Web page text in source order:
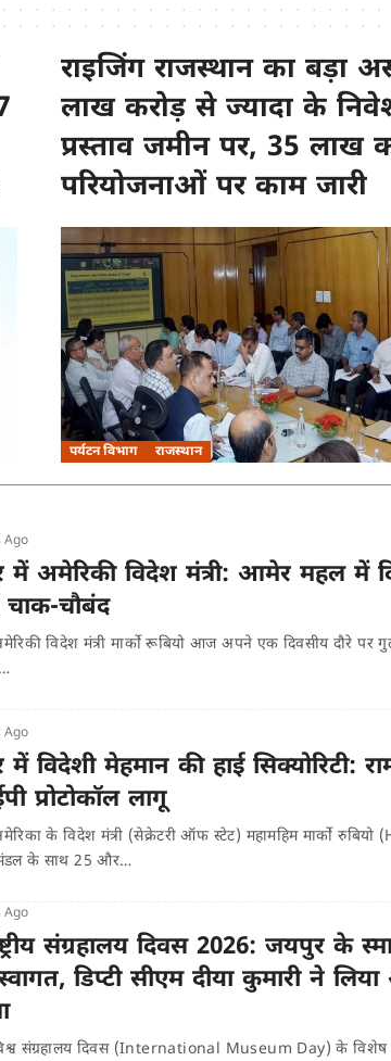
राइजिंग राजस्थान का बड़ा
लाख करोड़ से ज्यादा के
प्रस्ताव जमीन पर, 35 लाख
परियोजनाओं पर काम जारी
पर्यटन विभाग राजस्थान
Ago
अमेरिकी विदेश मंत्री: आमेर महल में
चाक-चौबंद
विदेश मंत्री मार्को रूबियो आज अपने एक दिवसीय दौरे पर
Ago
विदेशी मेहमान की हाई सिक्योरिटी:
प्रोटोकॉल लागू
के विदेश मंत्री (सेक्रेटरी ऑफ स्टेट) महामहिम मार्को
के साथ 25 और…
Ago
संग्रहालय दिवस 2026: जयपुर के
डिप्टी सीएम दीया कुमारी ने
संग्रहालय दिवस (International Museum Day) के